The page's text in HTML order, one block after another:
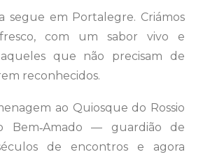
segue em Portalegre. Criámos
com um sabor vivo e
que não precisam de
reconhecidos.
ao Quiosque do Rossio
Bem‑Amado — guardião de
de encontros e agora